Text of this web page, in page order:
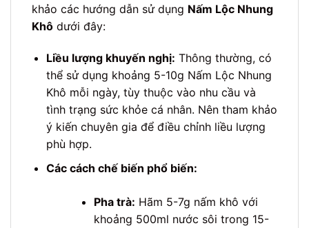
khảo các hướng dẫn sử dụng Nấm Lộc Nhung
Khô dưới đây:
Liều lượng khuyến nghị: Thông thường, có
thể sử dụng khoảng 5-10g Nấm Lộc Nhung
Khô mỗi ngày, tùy thuộc vào nhu cầu và
tình trạng sức khỏe cá nhân. Nên tham khảo
ý kiến chuyên gia để điều chỉnh liều lượng
phù hợp.
Các cách chế biến phổ biến:
Pha trà: Hãm 5-7g nấm khô với
khoảng 500ml nước sôi trong 15-